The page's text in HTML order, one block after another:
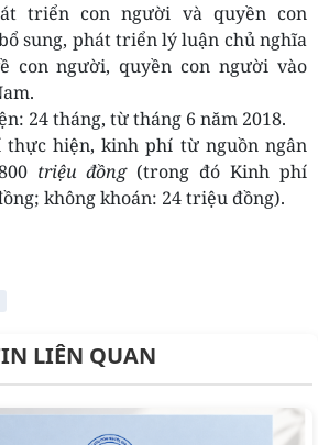
triển con người và quyền con
sung, phát triển lý luận chủ nghĩa
con người, quyền con người vào
24 tháng, từ tháng 6 năm 2018.
thực hiện, kinh phí từ nguồn ngân
triệu đồng(trong đó Kinh phí
không khoán: 24 triệu đồng).
LIÊN QUAN